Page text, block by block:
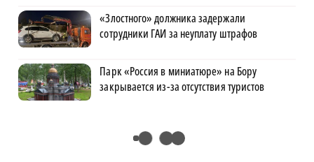
«Злостного» должника задержали
сотрудники ГАИ за неуплату штрафов
Парк «Россия в миниатюре» на Бору
закрывается из-за отсутствия туристов
250 браков зарегистрировали в Нижегородской
области в День семьи, любви и верности